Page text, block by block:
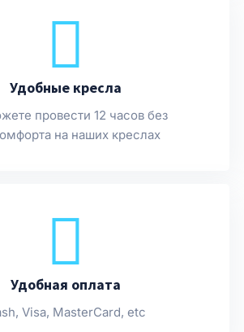
Удобные кресла
провести 12 часов без
на наших креслах
Удобная оплата
Visa, MasterCard, etc